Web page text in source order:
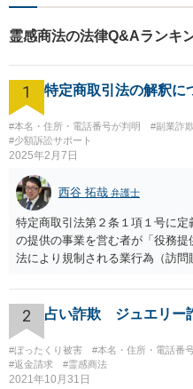
霊感商法の法律Q&Aランキ
1 特定商取引法の解釈に
#本名・住所・電話番号が判明 #副業詐欺
#少額訴訟サポート
2025年2月7日
西谷 拓哉 弁護士
特定商取引法第２条１項１号に
の提供の事業を営む者が「役務
法により規制される業行為（訪
を守る必要があります。
2 占い詐欺 ジュエリー
#ぼったくり被害 #本名・住所・電話番
#返金請求
#霊感商法
2021年10月31日